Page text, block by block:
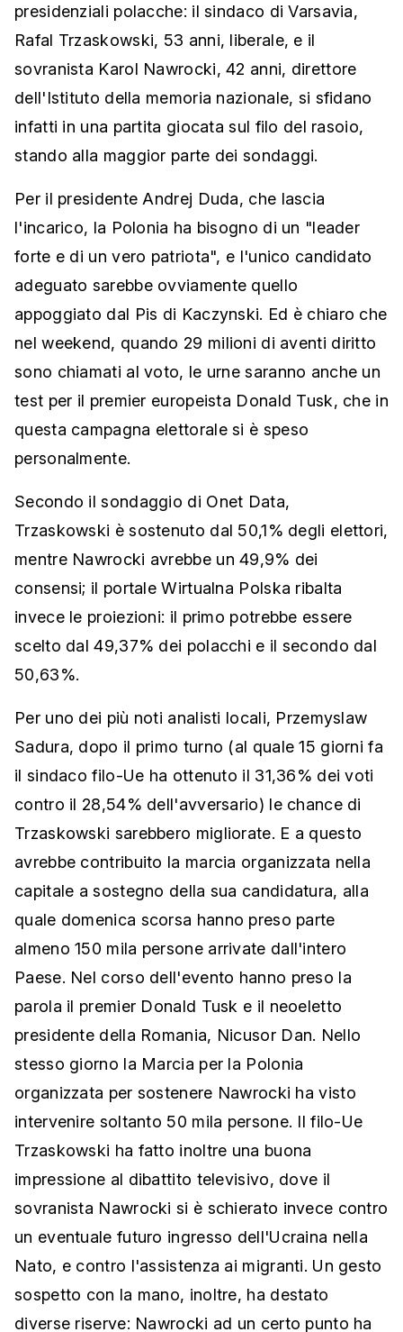
presidenziali polacche: il sindaco di Varsavia,
Rafal Trzaskowski, 53 anni, liberale, e il
sovranista Karol Nawrocki, 42 anni, direttore
dell'Istituto della memoria nazionale, si sfidano
infatti in una partita giocata sul filo del rasoio,
stando alla maggior parte dei sondaggi.
Per il presidente Andrej Duda, che lascia
l'incarico, la Polonia ha bisogno di un "leader
forte e di un vero patriota", e l'unico candidato
adeguato sarebbe ovviamente quello
appoggiato dal Pis di Kaczynski. Ed è chiaro che
nel weekend, quando 29 milioni di aventi diritto
sono chiamati al voto, le urne saranno anche un
test per il premier europeista Donald Tusk, che in
questa campagna elettorale si è speso
personalmente.
Secondo il sondaggio di Onet Data,
Trzaskowski è sostenuto dal 50,1% degli elettori,
mentre Nawrocki avrebbe un 49,9% dei
consensi; il portale Wirtualna Polska ribalta
invece le proiezioni: il primo potrebbe essere
scelto dal 49,37% dei polacchi e il secondo dal
50,63%.
Per uno dei più noti analisti locali, Przemyslaw
Sadura, dopo il primo turno (al quale 15 giorni fa
il sindaco filo-Ue ha ottenuto il 31,36% dei voti
contro il 28,54% dell'avversario) le chance di
Trzaskowski sarebbero migliorate. E a questo
avrebbe contribuito la marcia organizzata nella
capitale a sostegno della sua candidatura, alla
quale domenica scorsa hanno preso parte
almeno 150 mila persone arrivate dall'intero
Paese. Nel corso dell'evento hanno preso la
parola il premier Donald Tusk e il neoeletto
presidente della Romania, Nicusor Dan. Nello
stesso giorno la Marcia per la Polonia
organizzata per sostenere Nawrocki ha visto
intervenire soltanto 50 mila persone. Il filo-Ue
Trzaskowski ha fatto inoltre una buona
impressione al dibattito televisivo, dove il
sovranista Nawrocki si è schierato invece contro
un eventuale futuro ingresso dell'Ucraina nella
Nato, e contro l'assistenza ai migranti. Un gesto
sospetto con la mano, inoltre, ha destato
diverse riserve: Nawrocki ad un certo punto ha